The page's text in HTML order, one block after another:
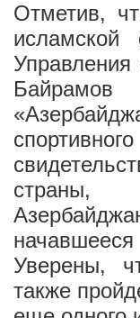
Отметив,
исламской
страны,
Уверены,
также